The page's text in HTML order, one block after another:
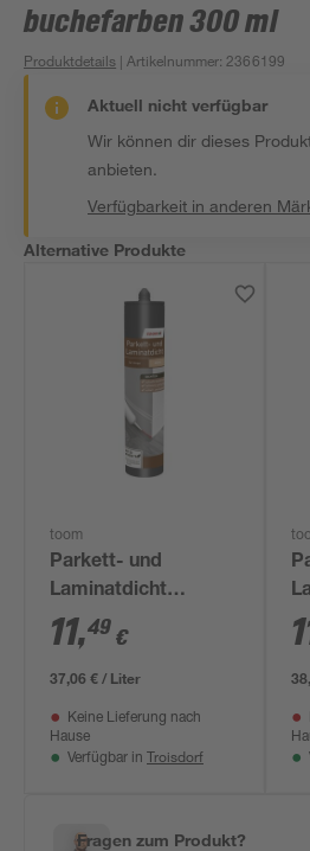
buchefarben 300 ml
Produktdetails | Artikelnummer: 2366199
Aktuell nicht verfügbar
Wir können dir dieses
anbieten.
Verfügbarkeit in anderen
Alternative Produkte
toom
Parkett- und
Laminatdicht
eichefarben 310 ml
11,49 €
37,06 € / Liter
Keine Lieferung nach
Hause
Verfügbar in Troisdorf
Fragen zum Produkt?